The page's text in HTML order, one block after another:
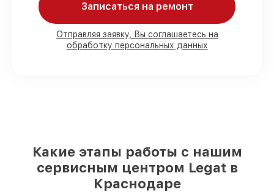
ремонтов выполняем в вашем
присутствии
90%деталей Legat имеются на складе в
Краснодаре, остальные доступны для
Записаться на ремонт
Отправляя заявку, Вы соглашаетесь на
обработку персональных данных
Какие этапы работы с нашим
сервисным центром Legat в
Краснодаре